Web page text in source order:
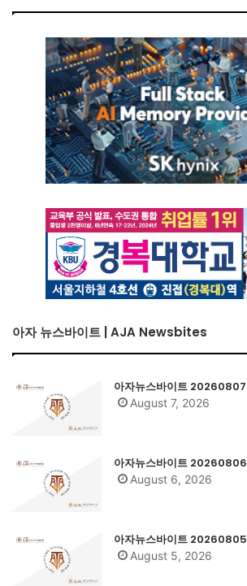
아자 뉴스바이트 | AJA Newsbites
아자뉴스바이트 20260807
August 7, 2026
아자뉴스바이트 20260806
August 6, 2026
아자뉴스바이트 20260805
August 5, 2026